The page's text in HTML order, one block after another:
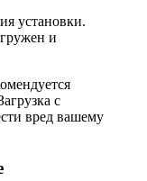
установки.
и
с
вред вашему